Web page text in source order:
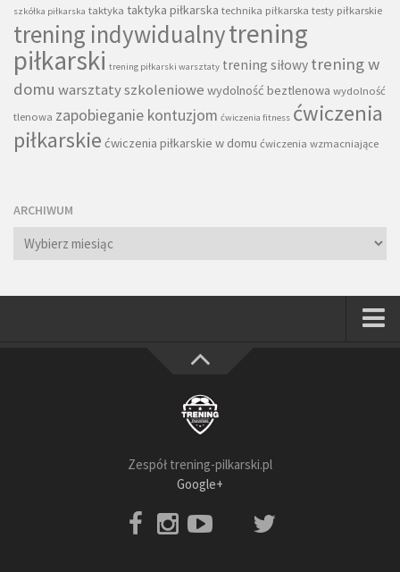
szkółka piłkarska taktyka taktyka piłkarska technika piłkarska testy piłkarskie
trening indywidualnytrening
piłkarski trening piłkarski warsztaty trening siłowy trening w
domu warsztaty szkoleniowe wydolność beztlenowa wydolność
tlenowa zapobieganie kontuzjom ćwiczenia fitness ćwiczenia
piłkarskie ćwiczenia piłkarskie w domu ćwiczenia wzmacniające
ARCHIWUM
Archiwum
Zespół trening-pilkarski.pl
Google+